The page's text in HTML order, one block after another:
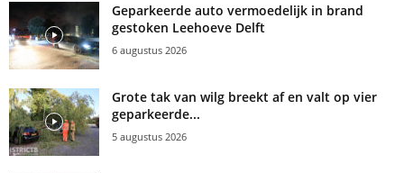
Geparkeerde auto vermoedelijk in brand
gestoken Leehoeve Delft
6 augustus 2026
Grote tak van wilg breekt af en valt op vier
geparkeerde...
5 augustus 2026